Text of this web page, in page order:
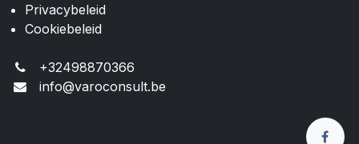
Privacybeleid
Cookiebeleid
+32498870366
info@varoconsult.be